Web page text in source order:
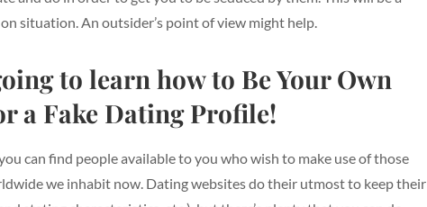
situation. An outsider’s point of view might help.
to learn how to Be Your Own
a Fake Dating Profile!
can find people available to you who wish to make use of those
we inhabit now. Dating websites do their utmost to keep their